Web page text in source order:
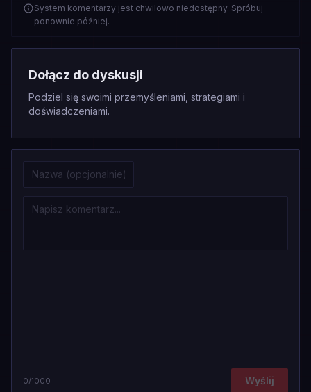
System komentarzy jest chwilowo niedostępny. Spróbuj
ponownie później.
Dołącz do dyskusji
Podziel się swoimi przemyśleniami, strategiami i
doświadczeniami.
0/1000 Wyślij